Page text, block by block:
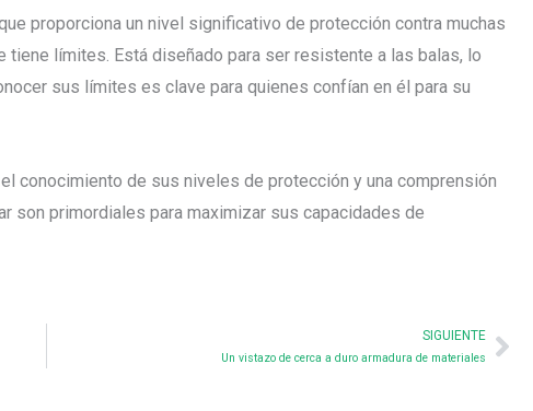
proporciona un nivel significativo de protección contra muchas
límites. Está diseñado para ser resistente a las balas, lo
sus límites es clave para quienes confían en él para su
conocimiento de sus niveles de protección y una comprensión
son primordiales para maximizar sus capacidades de
SIGUIENTE
Un vistazo de cerca a duro armadura de materiales